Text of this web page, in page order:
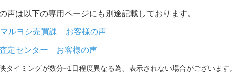
声は以下の専用ページにも別途記載しております。
ルヨシ売買課 お客様の声
定センター お客様の声
タイミングが数分~1日程度異なる為、表示されない場合がございます。